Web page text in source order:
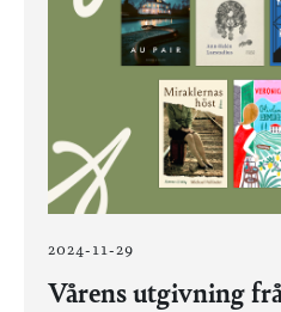
2024-11-29
Vårens utgivning